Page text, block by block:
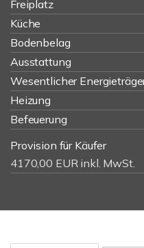
Freiplatz
Küche
Bodenbelag
Ausstattung
Wesentlicher
Heizung
Befeuerung
Provision für Käufer
4170,00 EUR inkl. MwSt.